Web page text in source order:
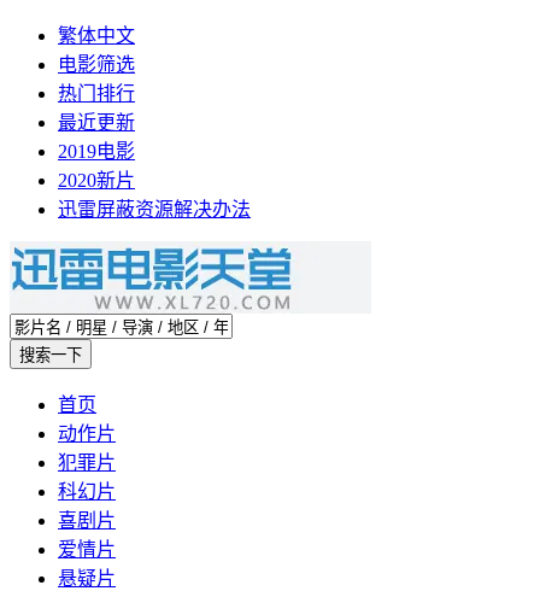
繁体中文
电影筛选
热门排行
最近更新
2019电影
2020新片
迅雷屏蔽资源解决办法
首页
动作片
犯罪片
科幻片
喜剧片
爱情片
悬疑片